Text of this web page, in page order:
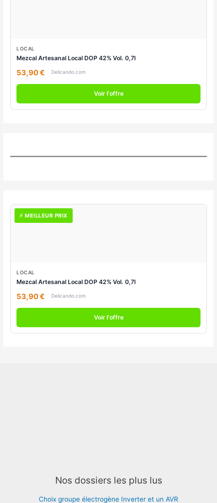
LOCAL
Mezcal Artesanal Local DOP 42% Vol. 0,7l
53,90 € Delicando.com
Voir l'offre
⚡ MEILLEUR PRIX
LOCAL
Mezcal Artesanal Local DOP 42% Vol. 0,7l
53,90 € Delicando.com
Voir l'offre
Nos dossiers les plus lus
Choix groupe électrogène Inverter et un AVR